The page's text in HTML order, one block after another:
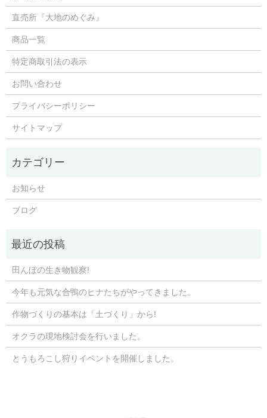
直売所『大地のめぐみ』
商品一覧
特定商取引法の表示
お問い合わせ
プライバシーポリシー
サイトマップ
お知らせ
ブログ
田んぼの生き物観察!
今年も元気な合鴨のヒナたちがやってきました。
作物づくりの基本は「土づくり」から!
オクラの現地検討会を行いました。
とうもろこし狩りイベントを開催しました。